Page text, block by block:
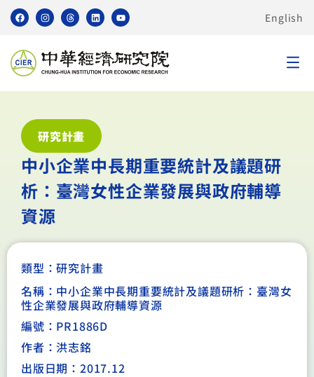
English
研究計畫
中小企業中長期重要統計及議題研
析：臺灣女性企業發展與政府輔導
資源
類型：研究計畫
名稱：中小企業中長期重要統計及議題研析：臺灣女
性企業發展與政府輔導資源
編號：PR1886D
作者：洪志銘
出版日期：2017.12